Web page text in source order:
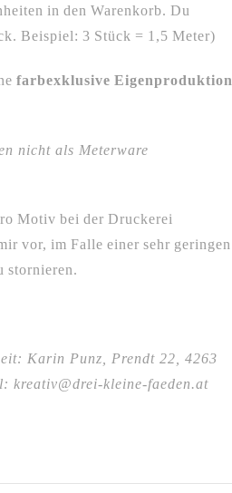
in den Warenkorb. Du
Beispiel: 3 Stück = 1,5 Meter)
farbexklusive Eigenproduktion
nicht als Meterware
Motiv bei der Druckerei
vor, im Falle einer sehr geringen
stornieren.
Karin Punz, Prendt 22, 4263
kreativ@drei-kleine-faeden.at